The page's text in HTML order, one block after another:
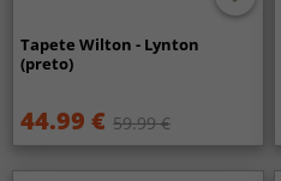
Tapete Wilton - Lynton
(preto)
44.99 € 59.99 €